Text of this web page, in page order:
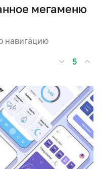
мегаменю
навигацию
5